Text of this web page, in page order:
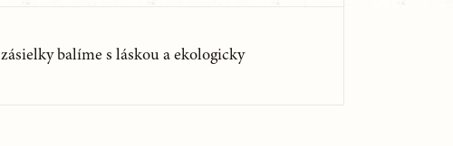
zásielky balíme s láskou a ekologicky